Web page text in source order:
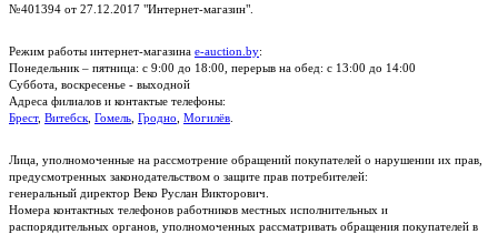
№401394 от 27.12.2017 "Интернет-магазин".
Режим работы интернет-магазина e-auction.by:
Понедельник – пятница: с 9:00 до 18:00, перерыв на обед: с 13:00 до 14:00
Суббота, воскресенье - выходной
Адреса филиалов и контактые телефоны:
Брест, Витебск Гомель Гродно Могилёв
Лица, уполномоченные на рассмотрение обращений покупателей о нарушении их прав,
предусмотренных законодательством о защите прав потребителей:
генеральный директор Веко Руслан Викторович.
Номера контактных телефонов работников местных исполнительных и
распорядительных органов, уполномоченных рассматривать обращения покупателей в